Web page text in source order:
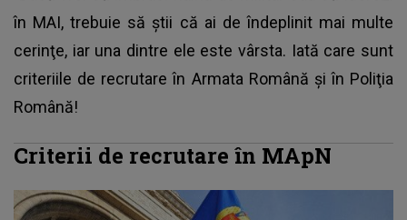
în MAI, trebuie să ştii că ai de îndeplinit mai multe
cerinţe, iar una dintre ele este vârsta. Iată care sunt
criteriile de recrutare în Armata Română şi în Poliţia
Română!
Criterii de recrutare în MApN